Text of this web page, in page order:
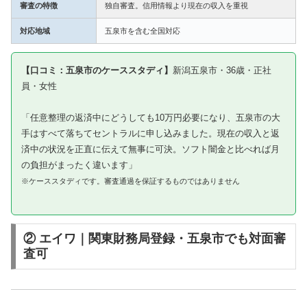
審査の特徴 独自審査。信用情報より現在の収入を重視
対応地域 五泉市を含む全国対応
【口コミ：五泉市のケーススタディ】 新潟五泉市・36歳・正社
員・女性
「任意整理の返済中にどうしても10万円必要になり、五泉市の大
手はすべて落ちてセントラルに申し込みました。現在の収入と返
済中の状況を正直に伝えて無事に可決。ソフト闇金と比べれば月
の負担がまったく違います」
※ケーススタディです。審査通過を保証するものではありません
② エイワ｜関東財務局登録・五泉市でも対面審
査可